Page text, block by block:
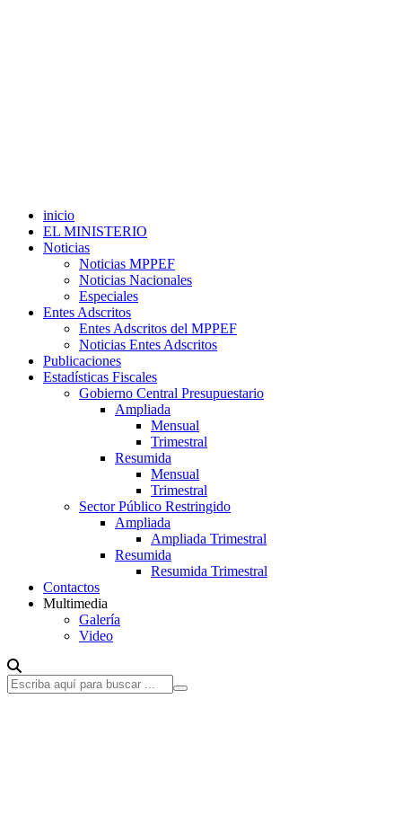
inicio
EL MINISTERIO
Noticias
Noticias MPPEF
Noticias Nacionales
Especiales
Entes Adscritos
Entes Adscritos del MPPEF
Noticias Entes Adscritos
Publicaciones
Estadísticas Fiscales
Gobierno Central Presupuestario
Ampliada
Mensual
Trimestral
Resumida
Mensual
Trimestral
Sector Público Restringido
Ampliada
Ampliada Trimestral
Resumida
Resumida Trimestral
Contactos
Multimedia
Galería
Video